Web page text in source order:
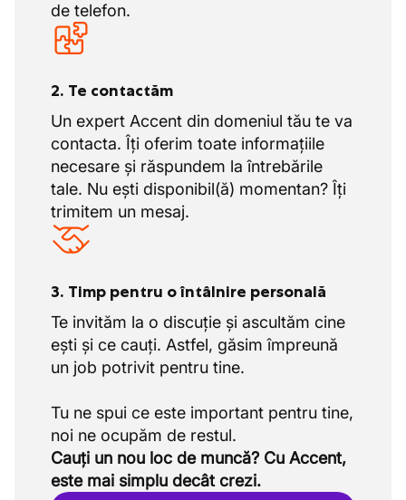
de telefon.
2. Te contactăm
Un expert Accent din domeniul tău te va
contacta. Îți oferim toate informațiile
necesare și răspundem la întrebările
tale. Nu ești disponibil(ă) momentan? Îți
trimitem un mesaj.
3. Timp pentru o întâlnire personală
Te invităm la o discuție și ascultăm cine
ești și ce cauți. Astfel, găsim împreună
un job potrivit pentru tine.
Tu ne spui ce este important pentru tine,
Cauți un nou loc de muncă? Cu Accent,
este mai simplu decât crezi.